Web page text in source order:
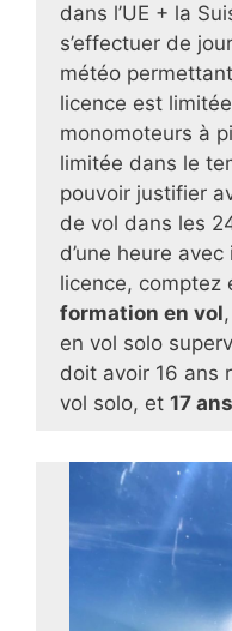
dans l’UE + la
s’effectuer de
météo
licence est
monomoteurs à
limitée dans le
pouvoir justifier
de vol dans les
d’une heure
licence, comptez
formation en vol
en vol solo
doit avoir 16 ans
vol solo, et 17